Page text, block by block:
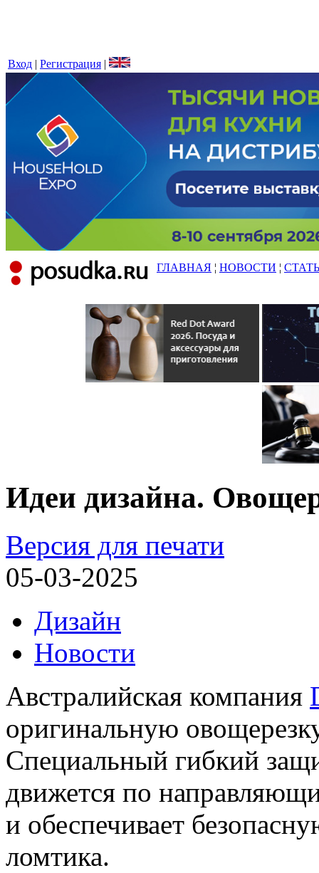
Вход | Регистрация |
ГЛАВНАЯ ¦ НОВОСТИ ¦
Идеи дизайна.
Версия для печати
05-03-2025
Дизайн
Новости
Австралийская компания
оригинальную
Специальный гибкий
движется по
и обеспечивает
ломтика.